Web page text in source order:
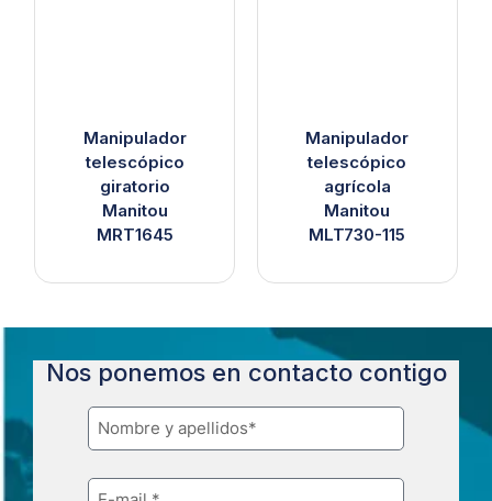
Manipulador
telescópico
giratorio
Manitou
MRT1645
Manipulador
telescópico
agrícola
Manitou
MLT730-115
Nos ponemos en contacto contigo